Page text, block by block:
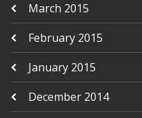
March 2015
February 2015
January 2015
December 2014